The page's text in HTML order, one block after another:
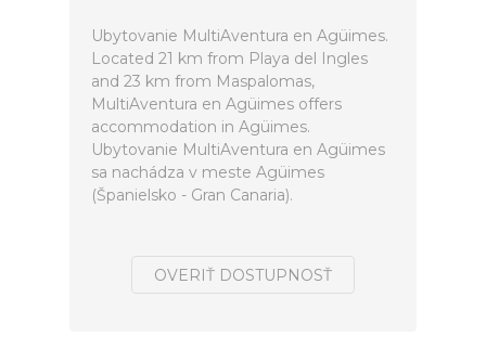
Ubytovanie MultiAventura en Agüimes.
Located 21 km from Playa del Ingles
and 23 km from Maspalomas,
MultiAventura en Agüimes offers
accommodation in Agüimes.
Ubytovanie MultiAventura en Agüimes
sa nachádza v meste Agüimes
(Španielsko - Gran Canaria).
OVERIŤ DOSTUPNOSŤ